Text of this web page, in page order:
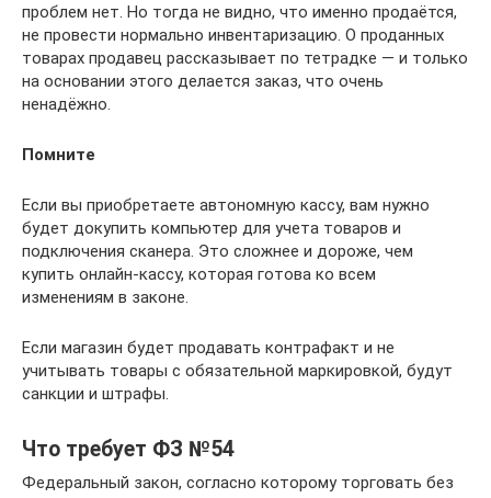
проблем нет. Но тогда не видно, что именно продаётся,
не провести нормально инвентаризацию. О проданных
товарах продавец рассказывает по тетрадке — и только
на основании этого делается заказ, что очень
ненадёжно.
Помните
Если вы приобретаете автономную кассу, вам нужно
будет докупить компьютер для учета товаров и
подключения сканера. Это сложнее и дороже, чем
купить онлайн-кассу, которая готова ко всем
изменениям в законе.
Если магазин будет продавать контрафакт и не
учитывать товары с обязательной маркировкой, будут
санкции и штрафы.
Что требует ФЗ №54
Федеральный закон, согласно которому торговать без